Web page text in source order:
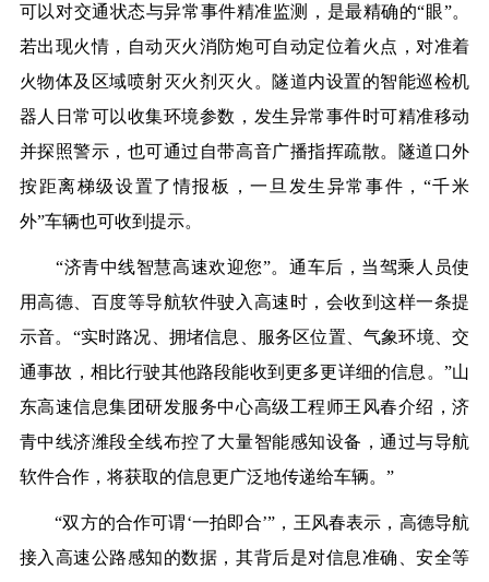
可以对交通状态与异常事件精准监测，是最精确的“眼”。
若出现火情，自动灭火消防炮可自动定位着火点，对准着
火物体及区域喷射灭火剂灭火。隧道内设置的智能巡检机
器人日常可以收集环境参数，发生异常事件时可精准移动
并探照警示，也可通过自带高音广播指挥疏散。隧道口外
按距离梯级设置了情报板，一旦发生异常事件，“千米
外”车辆也可收到提示。
“济青中线智慧高速欢迎您”。通车后，当驾乘人员使
用高德、百度等导航软件驶入高速时，会收到这样一条提
示音。“实时路况、拥堵信息、服务区位置、气象环境、交
通事故，相比行驶其他路段能收到更多更详细的信息。”山
东高速信息集团研发服务中心高级工程师王风春介绍，济
青中线济潍段全线布控了大量智能感知设备，通过与导航
软件合作，将获取的信息更广泛地传递给车辆。”
“双方的合作可谓‘一拍即合’”，王风春表示，高德导航
接入高速公路感知的数据，其背后是对信息准确、安全等